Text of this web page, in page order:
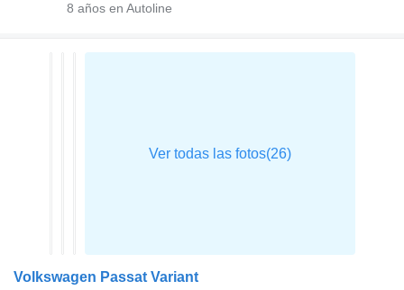
8 años en Autoline
Volkswagen Passat Variant